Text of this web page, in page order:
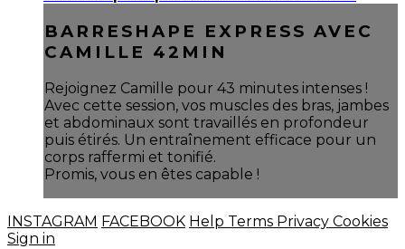
BARRESHAPE EXPRESS AVEC
CAMILLE 42MIN
Rejoignez Camille pour 43 minutes intenses !
Avec cette session, vos muscles des bras, jambes
et abdominaux sont travaillés en profondeur
puis étirés. Un entraînement efficace pour un
corps raffermi et tonifié.
Promis, vous en êtes capable !
INSTAGRAM FACEBOOK Help Terms Privacy Cookies
Sign in